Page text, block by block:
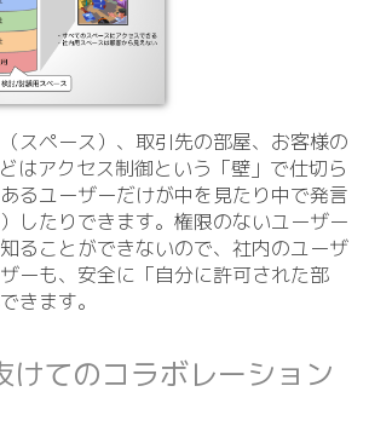
スペース）、取引先の部屋、お客様の
はアクセス制御という「壁」で仕切ら
るユーザーだけが中を見たり中で発言
）したりできます。権限のないユーザー
ることができないので、社内のユーザ
ーも、安全に「自分に許可された部
きます。
けてのコラボレーション